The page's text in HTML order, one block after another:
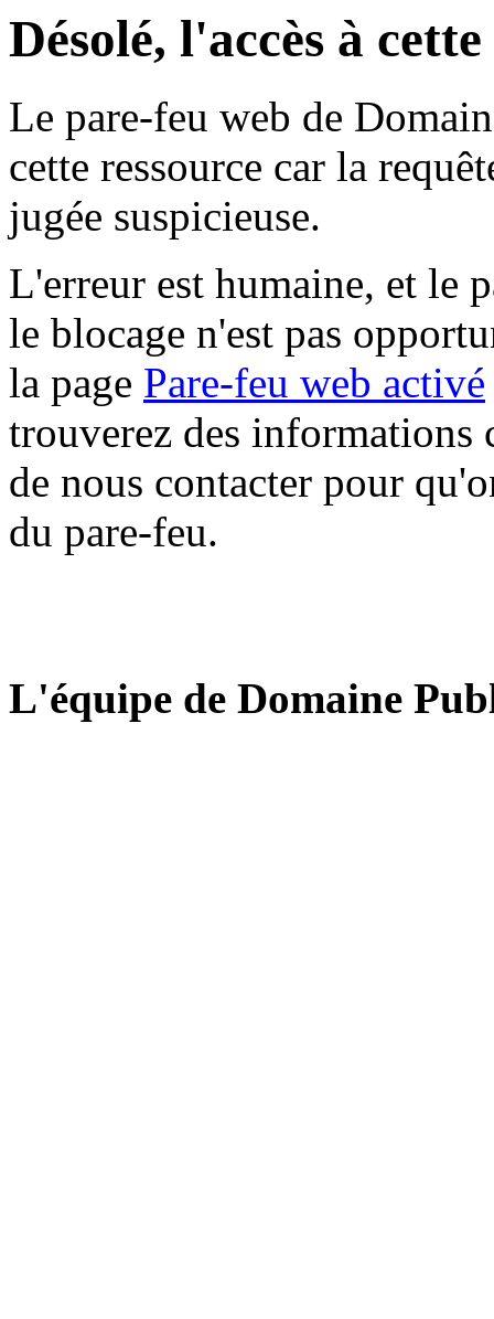
Désolé, l'accès à
Le pare-feu web de
cette ressource car la
jugée suspicieuse.
L'erreur est humaine, et le
le blocage n'est pas
la page Pare-feu web activé
trouverez des informations
de nous contacter pour
du pare-feu.
L'équipe de Domaine